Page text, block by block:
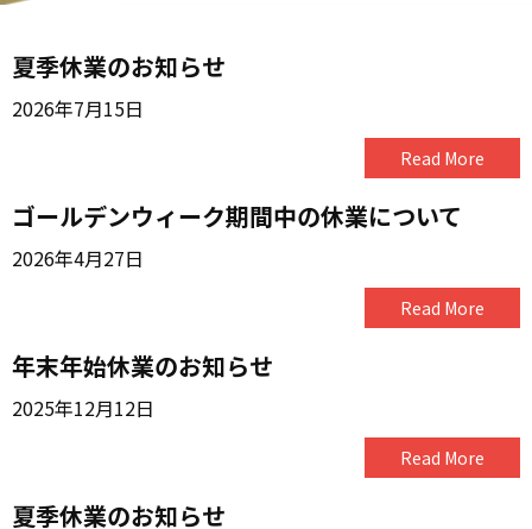
夏季休業のお知らせ
2026年7月15日
Read More
ゴールデンウィーク期間中の休業について
2026年4月27日
Read More
年末年始休業のお知らせ
2025年12月12日
Read More
夏季休業のお知らせ